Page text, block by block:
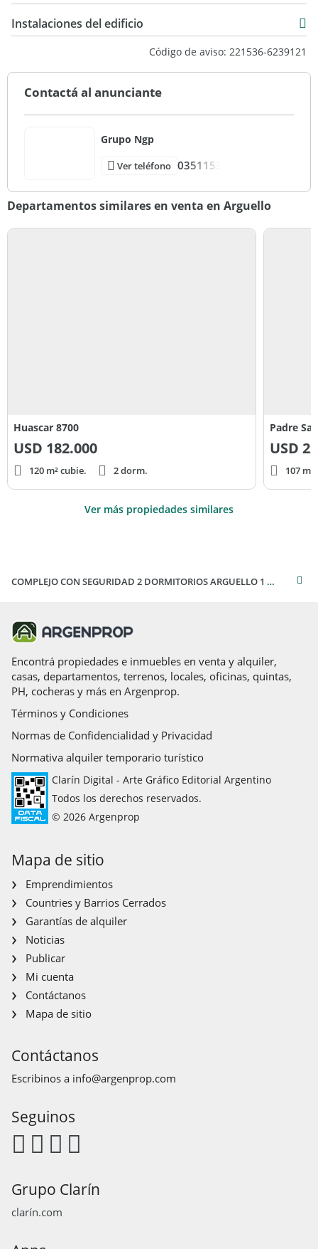
2
Primera Categoria
Instalaciones del edificio
Código de aviso: 221536-6239121
Contactá al anunciante
Grupo Ngp
Ver teléfono 0351153
Departamentos similares en venta en Arguello
Huascar 8700
USD 182.000
120 m² cubie. 2 dorm.
Padre
USD
107
Ver más propiedades similares
COMPLEJO CON SEGURIDAD 2 DORMITORIOS ARGUELLO 1 ER PISO
Encontrá propiedades e inmuebles en venta y alquiler,
casas, departamentos, terrenos, locales, oficinas, quintas,
PH, cocheras y más en Argenprop.
Términos y Condiciones
Normas de Confidencialidad y Privacidad
Normativa alquiler temporario turístico
Clarín Digital - Arte Gráfico Editorial Argentino
Todos los derechos reservados.
© 2026 Argenprop
Mapa de sitio
Emprendimientos
Countries y Barrios Cerrados
Garantías de alquiler
Noticias
Publicar
Mi cuenta
Contáctanos
Mapa de sitio
Contáctanos
Escribinos a info@argenprop.com
Seguinos
Grupo Clarín
clarín.com